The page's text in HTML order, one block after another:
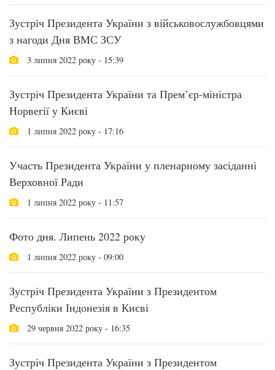
Зустріч Президента України з військовослужбовцями
з нагоди Дня ВМС ЗСУ
3 липня 2022 року - 15:39
Зустріч Президента України та Прем’єр-міністра
Норвегії у Києві
1 липня 2022 року - 17:16
Участь Президента України у пленарному засіданні
Верховної Ради
1 липня 2022 року - 11:57
Фото дня. Липень 2022 року
1 липня 2022 року - 09:00
Зустріч Президента України з Президентом
Республіки Індонезія в Києві
29 червня 2022 року - 16:35
Зустріч Президента України з Президентом